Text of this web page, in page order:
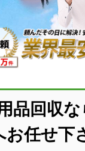
品回収な
お任せ下